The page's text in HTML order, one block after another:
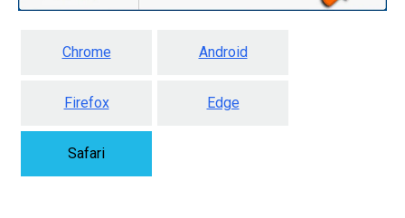
Chrome Android
Firefox Edge
Safari